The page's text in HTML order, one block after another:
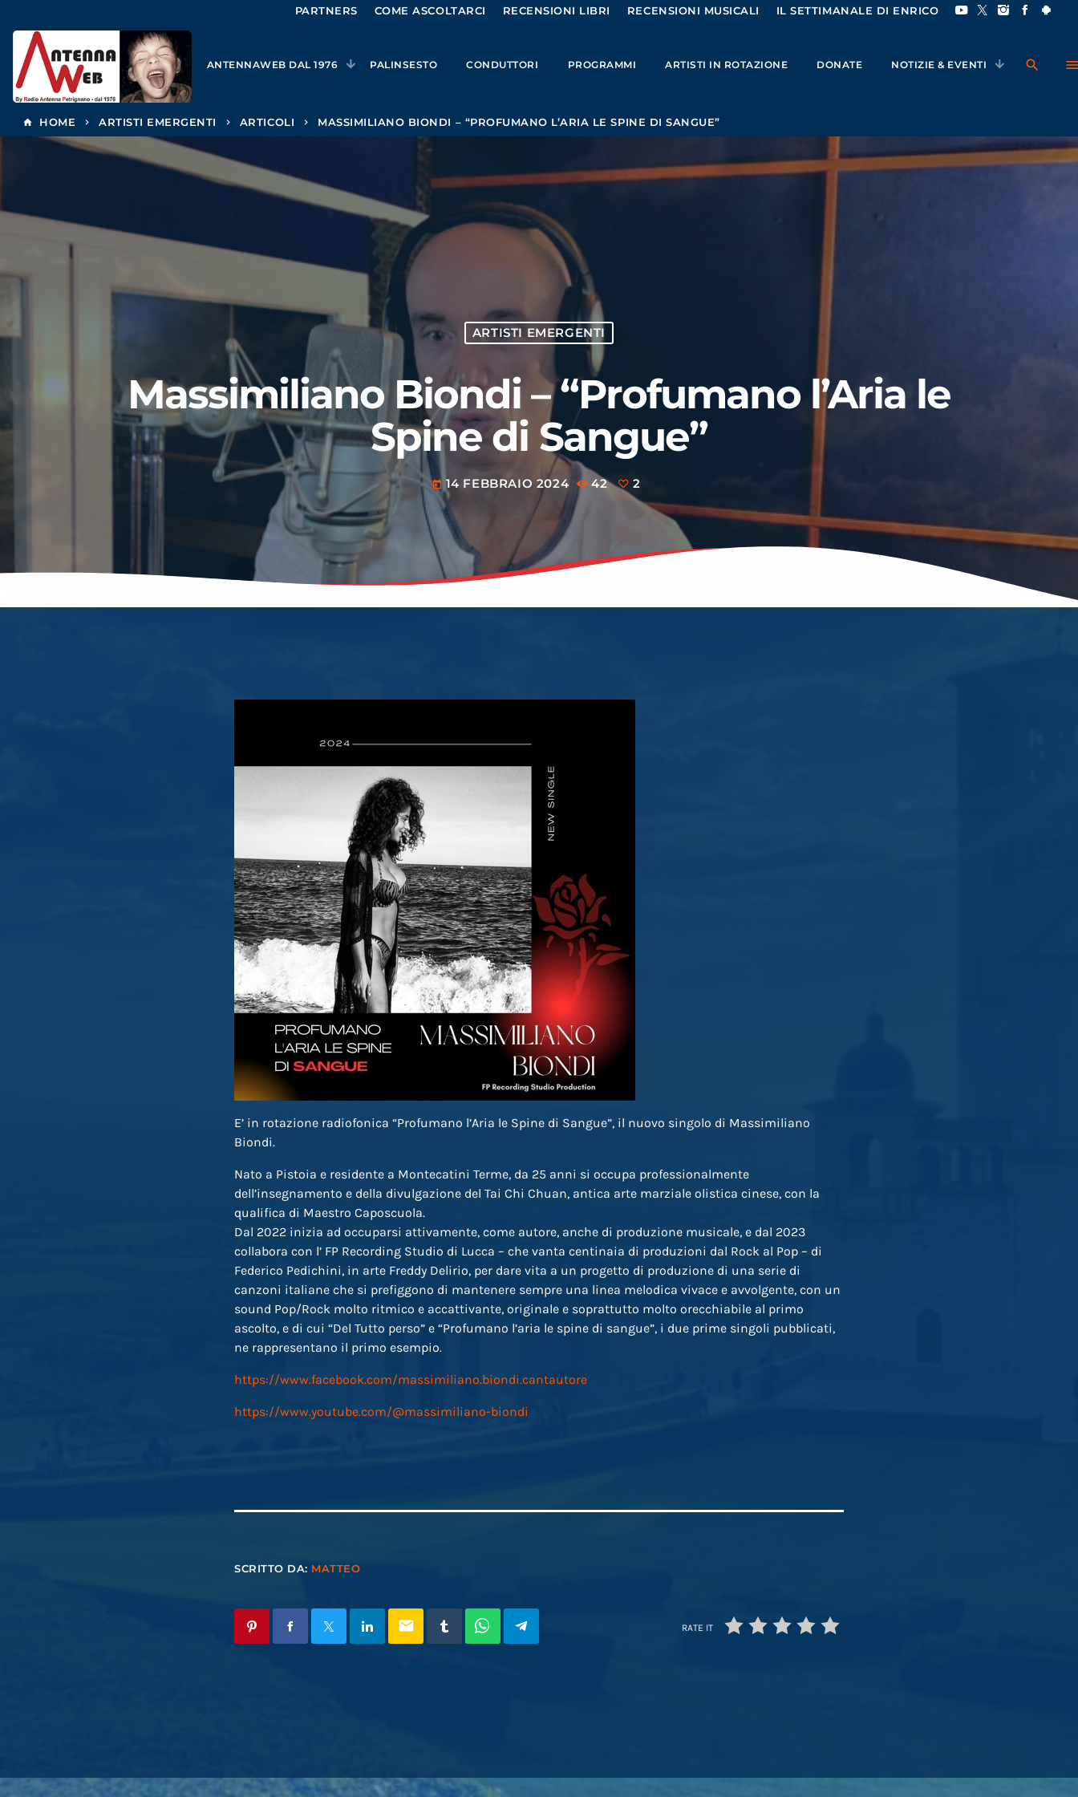
PARTNERS COME ASCOLTARCI RECENSIONI LIBRI RECENSIONI MUSICALI IL SETTIMANALE DI ENRICO
ANTENNAWEB DAL 1976 PALINSESTO CONDUTTORI PROGRAMMI ARTISTI IN ROTAZIONE DONATE NOTIZIE & EVENTI search
home HOME keyboard_arrow_right ARTISTI EMERGENTI keyboard_arrow_right ARTICOLI keyboard_arrow_right MASSIMILIANO BIONDI – “PROFUMANO L’ARIA LE SPINE DI SANGUE”
ARTISTI EMERGENTI
Massimiliano Biondi – “Profumano l’Aria le
Spine di Sangue”
today 14 FEBBRAIO 2024 42 2
E’ in rotazione radiofonica “Profumano l’Aria le Spine di Sangue”, il nuovo singolo di Massimiliano
Biondi.
Nato a Pistoia e residente a Montecatini Terme, da 25 anni si occupa professionalmente
dell’insegnamento e della divulgazione del Tai Chi Chuan, antica arte marziale olistica cinese, con la
qualifica di Maestro Caposcuola.
Dal 2022 inizia ad occuparsi attivamente, come autore, anche di produzione musicale, e dal 2023
collabora con l’ FP Recording Studio di Lucca – che vanta centinaia di produzioni dal Rock al Pop – di
Federico Pedichini, in arte Freddy Delirio, per dare vita a un progetto di produzione di una serie di
canzoni italiane che si prefiggono di mantenere sempre una linea melodica vivace e avvolgente, con un
sound Pop/Rock molto ritmico e accattivante, originale e soprattutto molto orecchiabile al primo
ascolto, e di cui “Del Tutto perso” e “Profumano l’aria le spine di sangue”, i due prime singoli pubblicati,
ne rappresentano il primo esempio.
https://www.facebook.com/massimiliano.biondi.cantautore
https://www.youtube.com/@massimiliano-biondi
SCRITTO DA: MATTEO
email RATE IT